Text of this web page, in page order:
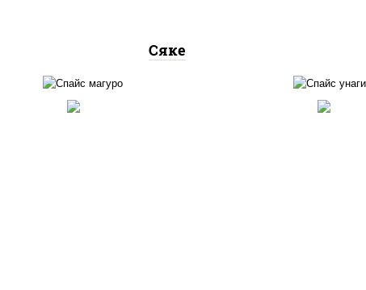
Сяке